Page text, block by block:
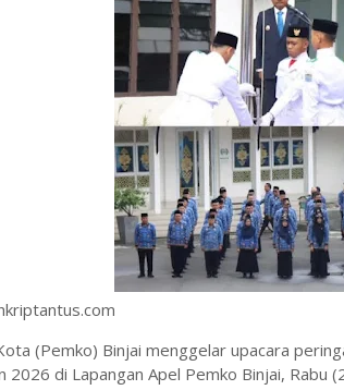
(Pemko) Binjai menggelar upacara
2026 di Lapangan Apel Pemko Binjai, Rabu